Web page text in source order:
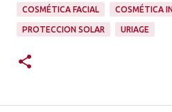
COSMÉTICA FACIAL COSMÉTICA
PROTECCION SOLAR URIAGE